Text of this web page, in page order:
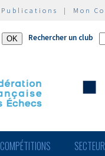
Publications | Mon
Rechercher un club
COMPÉTITIONS